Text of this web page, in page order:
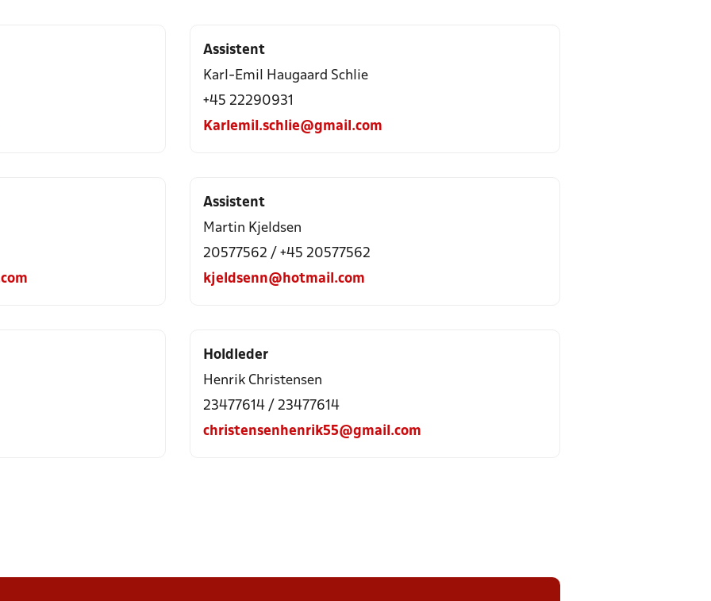
Assistent
Karl-Emil Haugaard Schlie
+45 22290931
Karlemil.schlie@gmail.com
Assistent
Martin Kjeldsen
20577562 / +45 20577562
kjeldsenn@hotmail.com
Holdleder
Henrik Christensen
23477614 / 23477614
christensenhenrik55@gmail.com